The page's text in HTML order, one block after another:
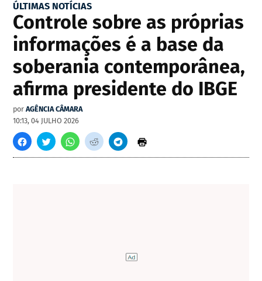
ÚLTIMAS NOTÍCIAS
Controle sobre as próprias
informações é a base da
soberania contemporânea,
afirma presidente do IBGE
por AGÊNCIA CÂMARA
10:13, 04 JULHO 2026